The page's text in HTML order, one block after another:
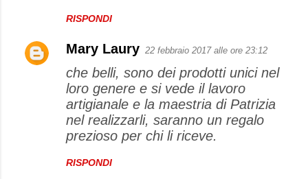
RISPONDI
Mary Laury 22 febbraio 2017 alle ore 23:12
che belli, sono dei prodotti unici nel
loro genere e si vede il lavoro
artigianale e la maestria di Patrizia
nel realizzarli, saranno un regalo
prezioso per chi li riceve.
RISPONDI